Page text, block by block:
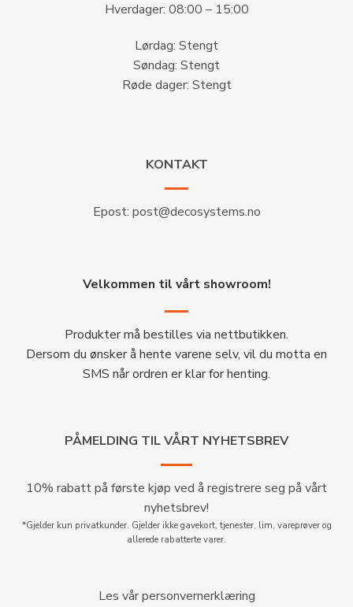
Hverdager: 08:00 – 15:00
Lørdag: Stengt
Søndag: Stengt
Røde dager: Stengt
KONTAKT
Epost: post@decosystems.no
Velkommen til vårt showroom!
Produkter må bestilles via nettbutikken.
Dersom du ønsker å hente varene selv, vil du motta en
SMS når ordren er klar for henting.
PÅMELDING TIL VÅRT NYHETSBREV
10% rabatt på første kjøp ved å registrere seg på vårt
nyhetsbrev!
*Gjelder kun privatkunder. Gjelder ikke gavekort, tjenester, lim, vareprøver og
allerede rabatterte varer.
Les vår personvernerklæring